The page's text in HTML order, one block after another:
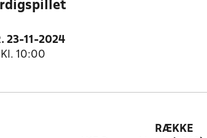
23-11-2024
Kl. 10:00
RÆKKE